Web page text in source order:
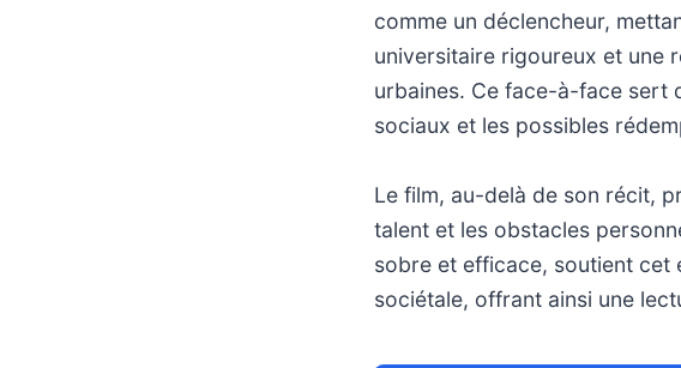
comme un déclencheur,
universitaire rigoureux et une
urbaines. Ce face-à-face sert
sociaux et les possibles
Le film, au-delà de son récit,
talent et les obstacles
sobre et efficace, soutient cet
sociétale, offrant ainsi une